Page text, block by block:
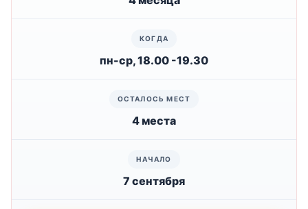
пн-ср, 18.00 -19.30
4 места
7 сентября